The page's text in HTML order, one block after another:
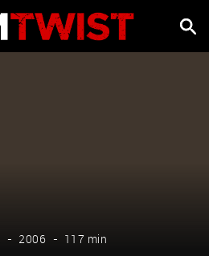
2006 117 min